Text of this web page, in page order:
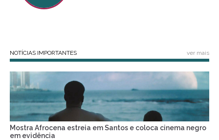
NOTÍCIAS IMPORTANTES ver mais
Mostra Afrocena estreia em Santos e coloca cinema negro
em evidência